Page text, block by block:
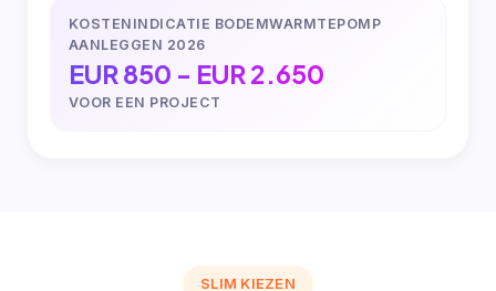
KOSTENINDICATIE BODEMWARMTEPOMP
AANLEGGEN 2026
EUR 850 - EUR 2.650
VOOR EEN PROJECT
SLIM KIEZEN